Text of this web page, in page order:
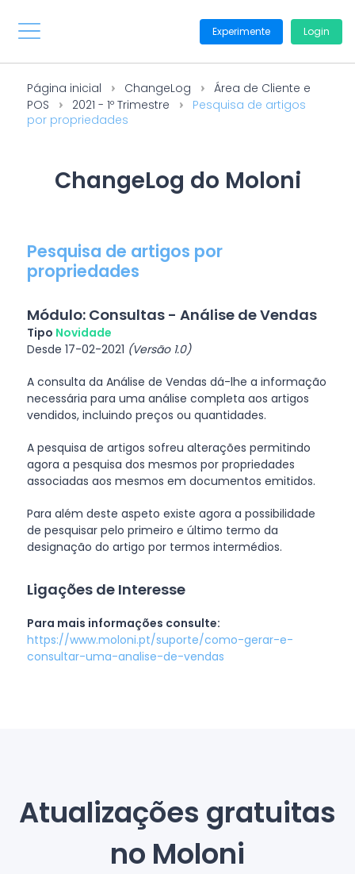
Experimente Login
Página inicial ChangeLog
Área de Cliente e
POS
2021 - 1º Trimestre
Pesquisa de artigos
por propriedades
ChangeLog do Moloni
Pesquisa de artigos por
propriedades
Módulo: Consultas - Análise de Vendas
Tipo Novidade
Desde 17-02-2021 (Versão 1.0)
A consulta da Análise de Vendas dá-lhe a informação
necessária para uma análise completa aos artigos
vendidos, incluindo preços ou quantidades.
A pesquisa de artigos sofreu alterações permitindo
agora a pesquisa dos mesmos por propriedades
associadas aos mesmos em documentos emitidos.
Para além deste aspeto existe agora a possibilidade
de pesquisar pelo primeiro e último termo da
designação do artigo por termos intermédios.
Ligações de Interesse
Para mais informações consulte:
https://www.moloni.pt/suporte/como-gerar-e-
consultar-uma-analise-de-vendas
Atualizações gratuitas
no Moloni